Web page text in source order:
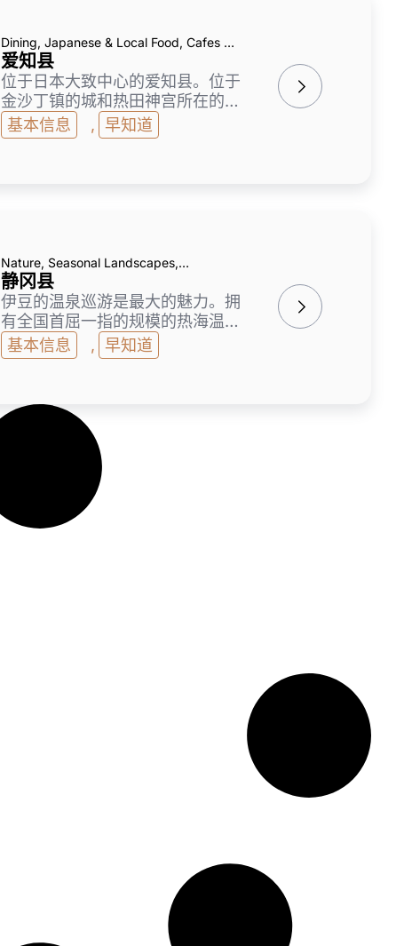
富。和仓、山代、山中等的温泉巡
游也很有魅力。
Dining, Japanese & Local Food, Cafes &
Sweets
爱知县
位于日本大致中心的爱知县。位于
金沙丁镇的城和热田神宫所在的城
是其魅力所在。味噌猪排、味噌炖
煮、鳗鱼、鸡翅、浇汁温泉等，被
各样的自然体验。
基本信息 , 早知道
Nature, Seasonal Landscapes,
Onsen(Hot Spring), Museums & Galleries
静冈县
伊豆的温泉巡游是最大的魅力。拥
有全国首屈一指的规模的热海温
泉、传达开国历史的下田温泉、以
独立式温泉而闻名的修善寺温泉、
性丰富的温泉地。旅馆和酒店也很
多，从老字号到最新风格的旅馆，
可供选择的方案也很丰富。从市中
心的交通也很好，作为简单的旅行
目的地也很受欢迎。能品尝到新鲜
的鱼贝类也是乐趣之一。乘坐SL
行驶的大井川铁道也很开心。
基本信息 , 早知道